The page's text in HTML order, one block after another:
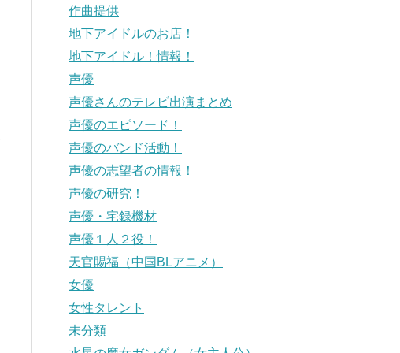
作曲提供
地下アイドルのお店！
地下アイドル！情報！
声優
声優さんのテレビ出演まとめ
声優のエピソード！
声優のバンド活動！
声優の志望者の情報！
声優の研究！
声優・宅録機材
声優１人２役！
天官賜福（中国BLアニメ）
女優
女性タレント
未分類